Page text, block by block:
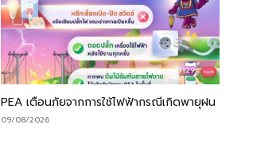
PEA เตือนภัยจากการใช้ไฟฟ้ากรณีเกิดพายุฝน
09/08/2026